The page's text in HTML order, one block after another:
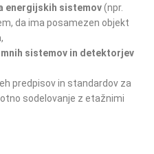
energijskih sistemov(npr.
da ima posamezen objekt
sistemov in detektorjev
predpisov in standardov za
sodelovanje z etažnimi